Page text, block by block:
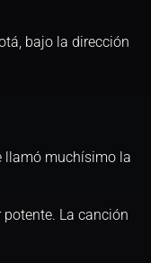
bajo la dirección
llamó muchísimo la
La canción